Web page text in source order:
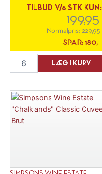
30 [...]
TILBUD V/6 STK KUN:
199,95
Normalpris: 229,95
SPAR: 180,-
Hacienda
Solano
antal
LÆG I KURV